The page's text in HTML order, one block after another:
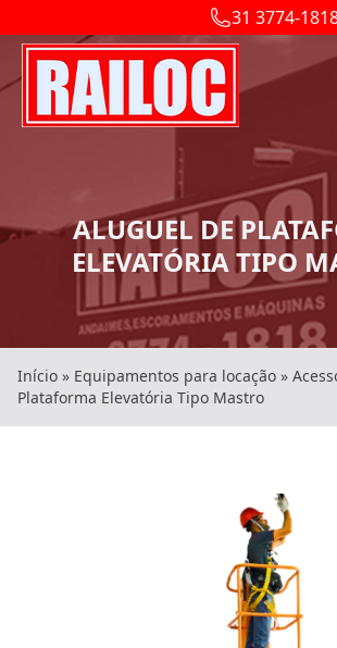
31 3774-
ALUGUEL DE
ELEVATÓRIA TIPO
Início » Equipamentos para locação »
Plataforma Elevatória Tipo Mastro